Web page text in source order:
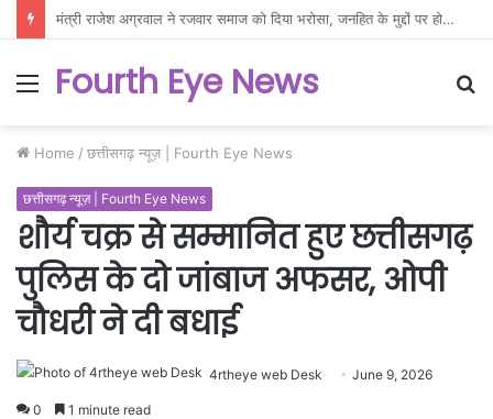
GPM में 18 अगस्त से राज्य स्तरीय शालेय क्रीड़ा प्रतियोगिता, 540 खिलाड़ी दिखाएंगे दम
Menu
Fourth Eye News
Home / छत्तीसगढ़ न्यूज़ | Fourth Eye News
छत्तीसगढ़ न्यूज़ | Fourth Eye News
शौर्य चक्र से सम्मानित हुए छत्तीसगढ़
पुलिस के दो जांबाज अफसर, ओपी
चौधरी ने दी बधाई
4rtheye web Desk June 9, 2026
0 1 minute read